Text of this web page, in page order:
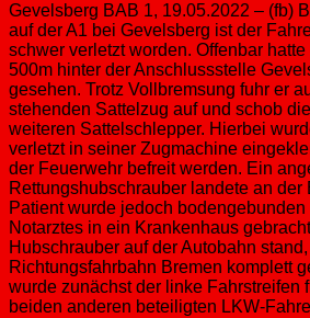
Gevelsberg BAB 1, 19.05.2022 – (fb)
auf der A1 bei Gevelsberg ist der
schwer verletzt worden. Offenbar
500m hinter der Anschlussstelle
gesehen. Trotz Vollbremsung fuhr er
stehenden Sattelzug auf und schob
weiteren Sattelschlepper. Hierbei
verletzt in seiner Zugmachine
der Feuerwehr befreit werden. Ein
Rettungshubschrauber landete an der
Patient wurde jedoch
Notarztes in ein Krankenhaus
Hubschrauber auf der Autobahn
Richtungsfahrbahn Bremen komplett
wurde zunächst der linke Fahrstreifen
beiden anderen beteiligten LKW-